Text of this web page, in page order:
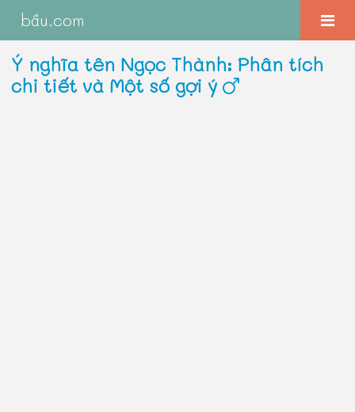
bầu.com
Ý nghĩa tên Ngọc Thành: Phân tích
chi tiết và Một số gợi ý